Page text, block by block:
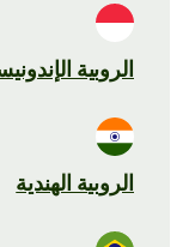
الروبية
الروبية الهندية